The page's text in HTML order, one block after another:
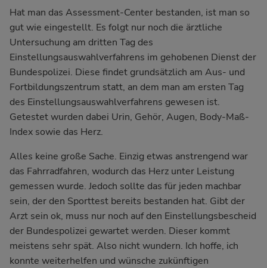
Hat man das Assessment-Center bestanden, ist man so
gut wie eingestellt. Es folgt nur noch die ärztliche
Untersuchung am dritten Tag des
Einstellungsauswahlverfahrens im gehobenen Dienst der
Bundespolizei. Diese findet grundsätzlich am Aus- und
Fortbildungszentrum statt, an dem man am ersten Tag
des Einstellungsauswahlverfahrens gewesen ist.
Getestet wurden dabei Urin, Gehör, Augen, Body-Maß-
Index sowie das Herz.
Alles keine große Sache. Einzig etwas anstrengend war
das Fahrradfahren, wodurch das Herz unter Leistung
gemessen wurde. Jedoch sollte das für jeden machbar
sein, der den Sporttest bereits bestanden hat. Gibt der
Arzt sein ok, muss nur noch auf den Einstellungsbescheid
der Bundespolizei gewartet werden. Dieser kommt
meistens sehr spät. Also nicht wundern. Ich hoffe, ich
konnte weiterhelfen und wünsche zukünftigen